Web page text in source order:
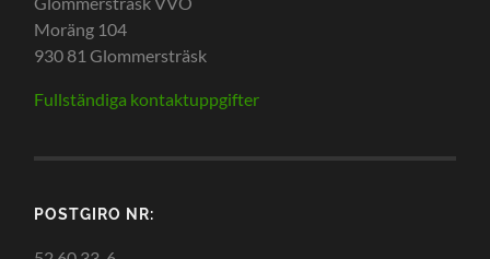
Moräng 104
930 81 Glommersträsk
Fullständiga kontaktuppgifter
POSTGIRO NR: